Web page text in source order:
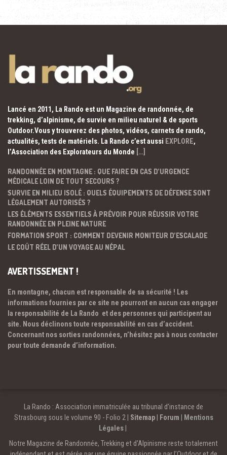
Lancé en 2011, La Rando est un Magazine de randonnée, de
trekking, d’alpinisme, de survie en milieu naturel & de sports
Outdoor.Vous y trouverez des photos, vidéos, carnets de rando,
actualités, tests de matériels. La Rando c’est aussi EXPLORE,
l’Association des Explorateurs du Monde […]
RANDONNÉE EN MONTAGNE : QUE FAIRE EN CAS D’URGENCE
MÉDICALE LOIN DE TOUT SECOURS ?
SURVIE EN MILIEU ISOLÉ : QUELS ÉQUIPEMENTS DE DÉFENSE SONT
LÉGALEMENT AUTORISÉS ?
LES ÉLÉMENTS ESSENTIELS À PRÉVOIR POUR RÉUSSIR VOTRE
RANDONNÉE EN PLEINE NATURE
FORMATION SPORT : COMMENT DEVENIR MONITEUR D’ESCALADE
LE COÛT RÉEL D’UN VOYAGE AU NÉPAL
AVERTISSEMENT !
En montagne, chacun est responsable de sa sécurité ! Les
informations fournies par ce site ne pourront en aucun cas engager
la responsabilité de La Rando et des personnes qui participent au
site. Nous déclinons toute responsabilité en cas d’accident.
Concernant nos sorties randonnées, n’hésitez pas à nous contacter
pour toute demande d’information.
La Rando : Association immatriculée au tribunal d’instance de
Strasbourg sous le volume 90 - Folio 2 | Sitemap| Forum
Mentions
Légales
Notre Magazine de Randonnée, Trekking et d'Alpinisme reste totalement